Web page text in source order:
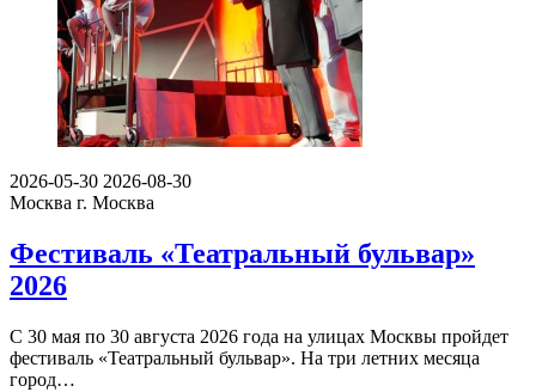
2026-05-30 2026-08-30
Москва г. Москва
Фестиваль «Театральный бульвар»
2026
С 30 мая по 30 августа 2026 года на улицах Москвы пройдет
фестиваль «Театральный бульвар». На три летних месяца
город…